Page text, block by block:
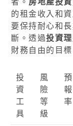
的租金收入和
要保持耐心和
斷。透過投資
財務自由的目標
投
資
工
具
風
險
等
級
率